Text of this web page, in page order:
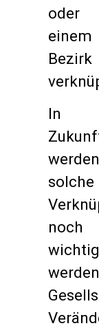
oder
einem
Bezirk
In
werden
solche
noch